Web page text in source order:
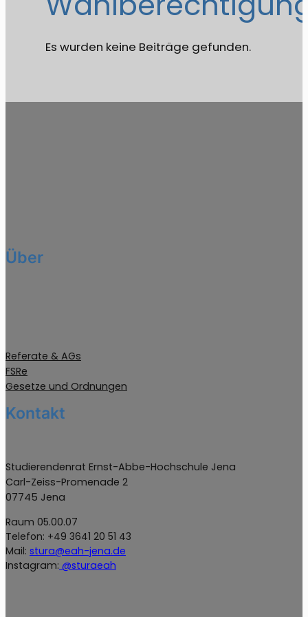
Es wurden keine Beiträge gefunden.
Über
Referate & AGs
FSRe
Gesetze und Ordnungen
Kontakt
Studierendenrat Ernst-Abbe-Hochschule Jena
Carl-Zeiss-Promenade 2
07745 Jena
Raum 05.00.07
Telefon: +49 3641 20 51 43
Mail: stura@eah-jena.de
Instagram: @sturaeah